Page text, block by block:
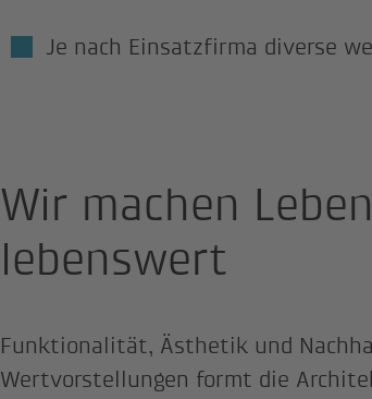
Je nach Einsatzfirma diverse
Wir machen
lebenswert
Funktionalität, Ästhetik und
Wertvorstellungen formt die